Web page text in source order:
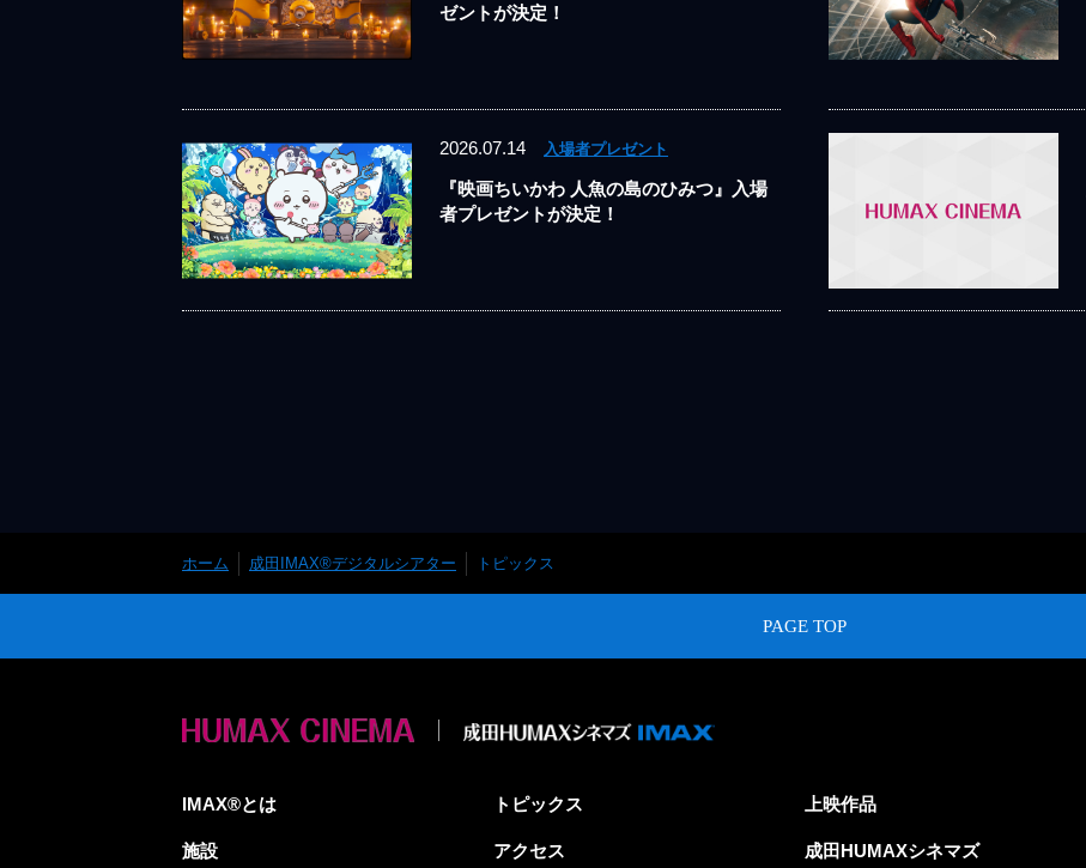
ゼントが決定！
2026.07.14 入場者プレゼント
『映画ちいかわ 人魚の島のひみつ』入場
者プレゼントが決定！
ホーム 成田IMAX®デジタルシアター トピックス
PAGE TOP
IMAX®とは トピックス 上映作品
施設 アクセス 成田HUMAXシネマズ